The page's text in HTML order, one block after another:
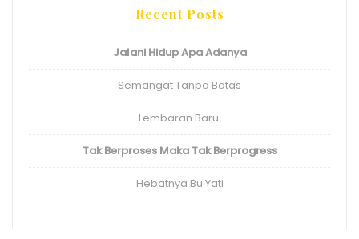
Recent Posts
Jalani Hidup Apa Adanya
Semangat Tanpa Batas
Lembaran Baru
Tak Berproses Maka Tak Berprogress
Hebatnya Bu Yati